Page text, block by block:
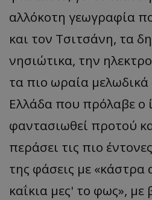
αλλόκοτη γεωγραφία
και τον Τσιτσάνη, τα
νησιώτικα, την
τα πιο ωραία μελωδικά
Ελλάδα που πρόλαβε ο
φαντασιωθεί προτού
περάσει τις πιο
της φάσεις με «κάστρα
καΐκια μες' το φως», με